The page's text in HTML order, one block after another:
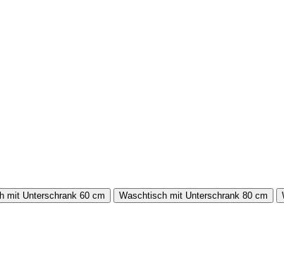
mit Unterschrank 60 cm Waschtisch mit Unterschrank 80 cm